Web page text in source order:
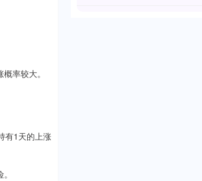
率较大。
有1天的上涨